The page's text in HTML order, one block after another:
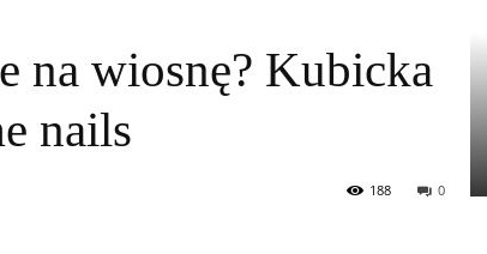
na wiosnę? Kubicka
nails
0
188